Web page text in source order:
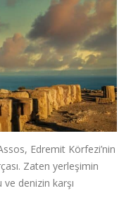
Edremit Körfezi’nin
Zaten yerleşimin
ve denizin karşı